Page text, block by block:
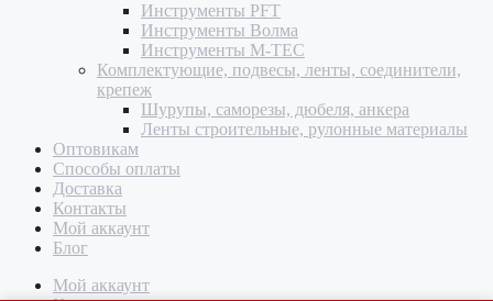
Инструменты PFT
Инструменты Волма
Инструменты M-TEC
Комплектующие, подвесы, ленты, соединители,
крепеж
Шурупы, саморезы, дюбеля, анкера
Ленты строительные, рулонные материалы
Оптовикам
Способы оплаты
Доставка
Контакты
Мой аккаунт
Блог
Мой аккаунт